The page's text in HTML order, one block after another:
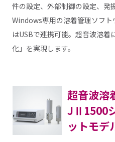
件の設定、外部制御の設定、発
Windows専用の溶着管理ソフ
はUSBで連携可能。超音波溶着
化」を実現します。
超音波溶
JⅡ1500
ットモデ